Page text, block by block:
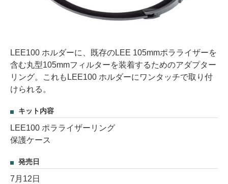
LEE100 ホルダーに、既存のLEE 105mmポラライザーを
含む丸型105mmフィルターを装着するためのアダプター
リング。これもLEE100 ホルダーにワンタッチで取り付
けられる。
キット内容
LEE100 ポラライザーリング
保護ケース
発売日
7月12日